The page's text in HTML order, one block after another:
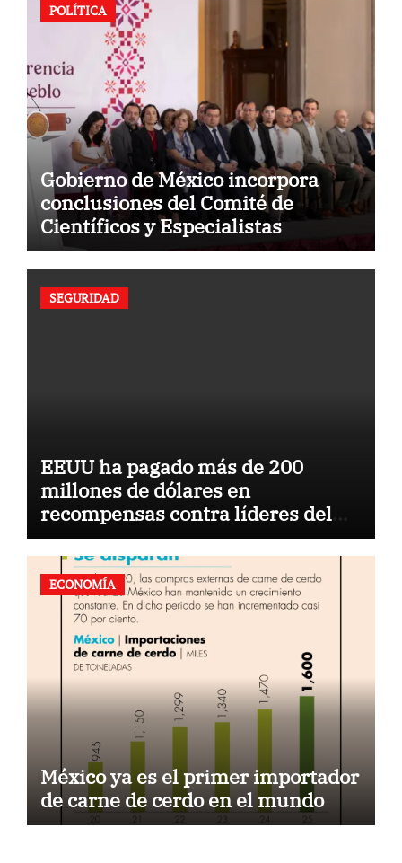
POLÍTICA
Gobierno de México incorpora
conclusiones del Comité de
Científicos y Especialistas
SEGURIDAD
EEUU ha pagado más de 200
millones de dólares en
recompensas contra líderes del
narco en 40 años: ahora caza al
CJNG
ECONOMÍA
México ya es el primer importador
de carne de cerdo en el mundo